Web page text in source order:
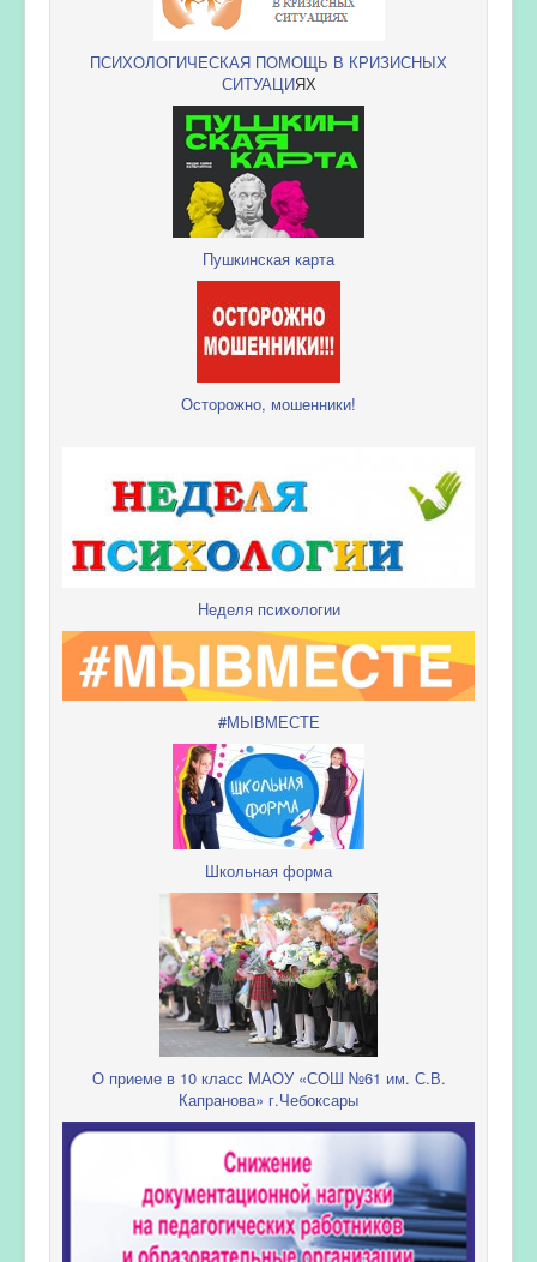
ПСИХОЛОГИЧЕСКАЯ ПОМОЩЬ В КРИЗИСНЫХ
СИТУАЦИЯХ
Пушкинская карта
Осторожно, мошенники!
Неделя психологии
#МЫВМЕСТЕ
Школьная форма
О приеме в 10 класс МАОУ «СОШ №61 им. С.В.
Капранова» г.Чебоксары